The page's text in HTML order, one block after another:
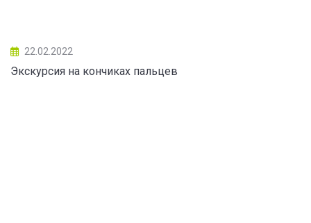
22.02.2022
Экскурсия на кончиках пальцев